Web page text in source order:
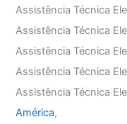
Assistência Técnica
Assistência Técnica
Assistência Técnica
Assistência Técnica
Assistência Técnica
América,